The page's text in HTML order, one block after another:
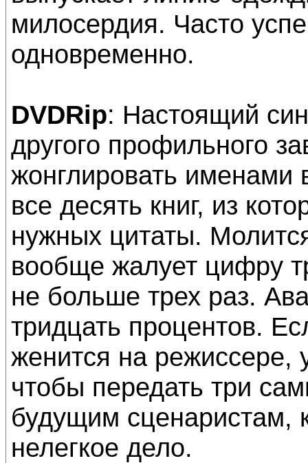
милосердия. Часто
одновременно.
DVDRip: Настоящий
другого профильного
жонглировать именами
все десять книг, из
нужных цитаты.
вообще жалует цифру
не больше трех раз.
тридцать процентов.
женится на режиссере,
чтобы передать три
будущим сценаристам,
нелегкое дело.